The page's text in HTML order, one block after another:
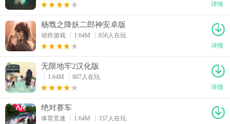
详情
杨戬之降妖二郎神安卓版
动作游戏 1.64M
856人在玩
详情
无限地牢2汉化版
1.64M
807人在玩
详情
绝对赛车
体育竞速 1.64M
337人在玩